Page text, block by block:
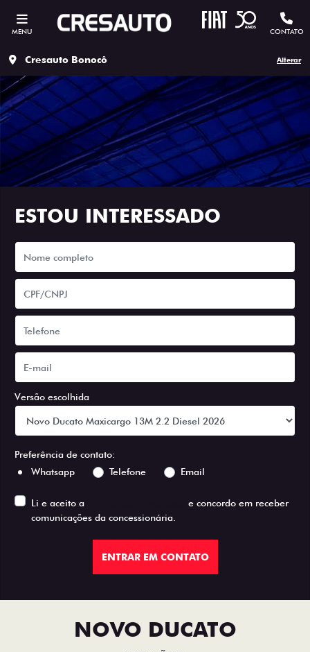
MENU CONTATO
Cresauto Bonocô Alterar
ESTOU INTERESSADO
Versão escolhida
Preferência de contato:
Whatsapp
Telefone Email
Li e aceito a
e concordo em receber
comunicações da concessionária.
ENTRAR EM CONTATO
NOVO DUCATO